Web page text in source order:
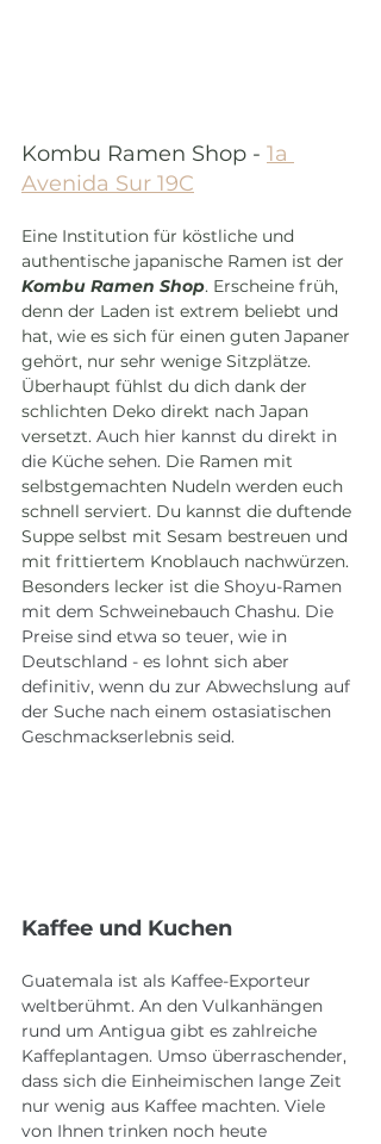
Kombu Ramen Shop - 1a
Avenida Sur 19C
Eine Institution für köstliche und
authentische japanische Ramen ist der
Kombu Ramen Shop. Erscheine früh,
denn der Laden ist extrem beliebt und
hat, wie es sich für einen guten Japaner
gehört, nur sehr wenige Sitzplätze.
Überhaupt fühlst du dich dank der
schlichten Deko direkt nach Japan
versetzt. Auch hier kannst du direkt in
die Küche sehen. Die Ramen mit
selbstgemachten Nudeln werden euch
schnell serviert. Du kannst die duftende
Suppe selbst mit Sesam bestreuen und
mit frittiertem Knoblauch nachwürzen.
Besonders lecker ist die Shoyu-Ramen
mit dem Schweinebauch Chashu. Die
Preise sind etwa so teuer, wie in
Deutschland - es lohnt sich aber
definitiv, wenn du zur Abwechslung auf
der Suche nach einem ostasiatischen
Geschmackserlebnis seid.
Kaffee und Kuchen
Guatemala ist als Kaffee-Exporteur
weltberühmt. An den Vulkanhängen
rund um Antigua gibt es zahlreiche
Kaffeplantagen. Umso überraschender,
dass sich die Einheimischen lange Zeit
nur wenig aus Kaffee machten. Viele
von Ihnen trinken noch heute